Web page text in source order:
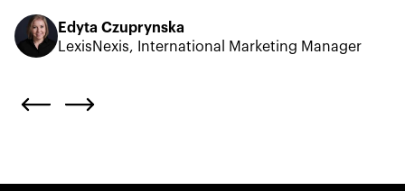
Edyta Czuprynska
LexisNexis, International Marketing Manager